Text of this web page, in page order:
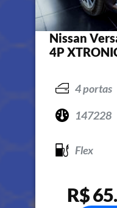
Nissan
4P
4 portas
147228
Flex
R$